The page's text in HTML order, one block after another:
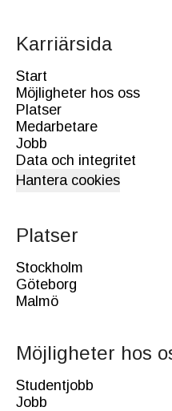
Karriärsida
Start
Möjligheter hos oss
Platser
Medarbetare
Jobb
Data och integritet
Hantera cookies
Platser
Stockholm
Göteborg
Malmö
Möjligheter hos
Studentjobb
Jobb